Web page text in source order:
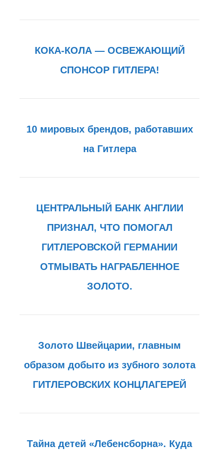
КОКА-КОЛА — ОСВЕЖАЮЩИЙ
СПОНСОР ГИТЛЕРА!
10 мировых брендов, работавших
на Гитлера
ЦЕНТРАЛЬНЫЙ БАНК АНГЛИИ
ПРИЗНАЛ, ЧТО ПОМОГАЛ
ГИТЛЕРОВСКОЙ ГЕРМАНИИ
ОТМЫВАТЬ НАГРАБЛЕННОЕ
ЗОЛОТО.
Золото Швейцарии, главным
образом добыто из зубного золота
ГИТЛЕРОВСКИХ КОНЦЛАГЕРЕЙ
Тайна детей «Лебенсборна». Куда